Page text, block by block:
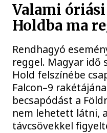
Valami
Holdba ma
Rendhagyó
reggel. Magyar idő
Hold felszínébe
Falcon–9
becsapódást a
nem lehetett látni,
távcsövekkel